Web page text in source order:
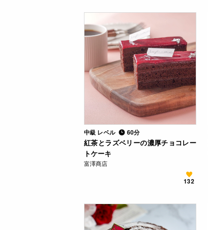
中級 レベル 60分
紅茶とラズベリーの濃厚チョコレー
トケーキ
富澤商店
132